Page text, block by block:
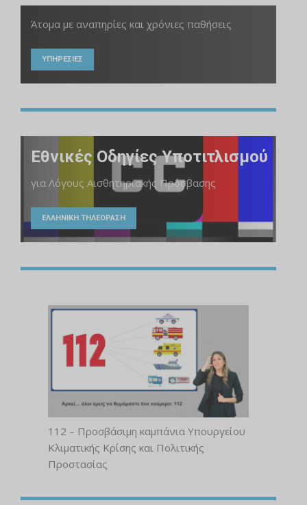
Άτομα με αναπηρίες και χρόνιες παθήσεις
ΥΠΗΡΕΣΙΕΣ
Εθνικές Οδηγίες Υποτιτλισμού
για Λόγους Αισθητηριακής Πρόσβασης
ΕΛΛΗΝΙΚΗ ΤΗΛΕΟΡΑΣΗ
112 – Προσβάσιμη καμπάνια Υπουργείου
Κλιματικής Κρίσης και Πολιτικής
Προστασίας